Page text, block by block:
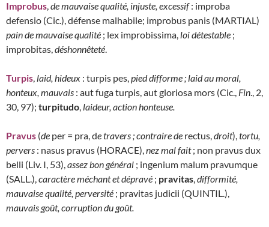
Improbus,de mauvaise qualité, injuste, excessif: improba
defensio (Cic.), défense malhabile; improbus panis (MARTIAL)
pain de mauvaise qualité ; lex improbissima, loi détestable ;
improbitas,déshonnêteté.
Turpis, laid, hideux : turpis pes,pied difforme ; laid au moral,
honteux, mauvais : aut fuga turpis, aut gloriosa mors (Cic., Fin., 2,
30, 97); turpitudo, laideur, action honteuse.
Pravus (de per = pra, de travers ; contraire de rectus,droit),tortu,
pervers : nasus pravus (HORACE),nez mal fait; non pravus dux
belli (Liv. I, 53),assez bon général ; ingenium malum pravumque
(SALL.),caractère méchant et dépravé ; pravitas,difformité,
mauvaise qualité, perversité ; pravitas judicii (QUINTIL.),
mauvais goût, corruption du goût.